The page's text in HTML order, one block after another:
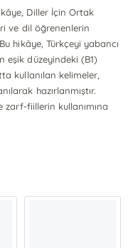
Diller İçin Ortak
ve dil öğrenenlerin
hikâye, Türkçeyi yabancı
eşik düzeyindeki (B1)
kullanılan kelimeler,
hazırlanmıştır.
zarf-fiillerin kullanımına